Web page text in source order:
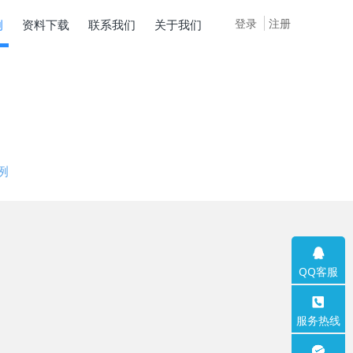
登录 注册
资料下载 联系我们 关于我们
QQ客服
服务热线